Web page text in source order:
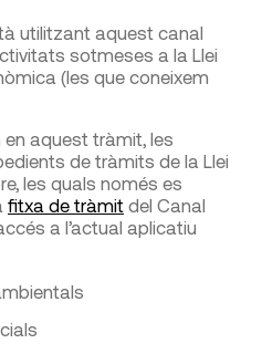
utilitzant aquest canal
sotmeses a la Llei
(les que coneixem
en aquest tràmit, les
de tràmits de la Llei
les quals només es
fitxa de tràmit del Canal
a l’actual aplicatiu